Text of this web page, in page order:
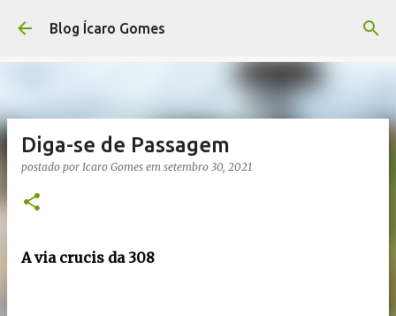
Pular para o conteúdo principal
Blog Ícaro Gomes
Diga-se de Passagem
postado por Icaro Gomes em setembro 30, 2021
A via crucis da 308